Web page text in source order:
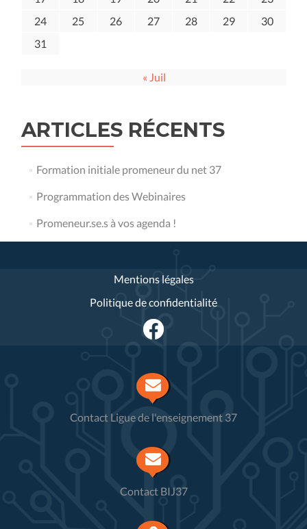
24
25 26 27 28 29
30
31
« Juil
ARTICLES RÉCENTS
Formation initiale promeneur du net 37
Programmation des Webinaires
Promeneur.se.s à vos agenda !
Mentions légales
Politique de confidentialité
Contact Ligue de l'enseignement 37
Contact BIJ37